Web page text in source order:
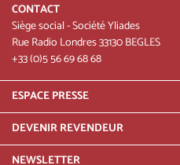
CONTACT
Siège social - Société Yliades
Rue Radio Londres 33130 BEGLES
+33 (0)5 56 69 68 68
Menu
Pied
ESPACE PRESSE
DEVENIR REVENDEUR
NEWSLETTER